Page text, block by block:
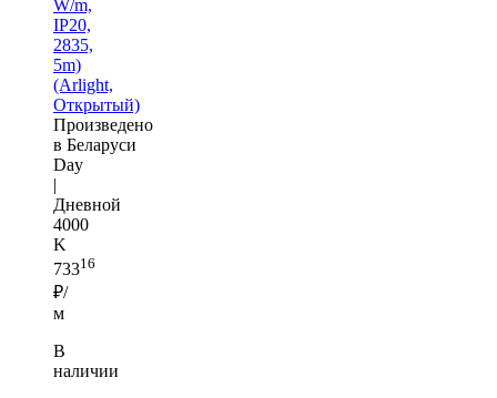
W/m,
IP20,
2835,
5m)
(Arlight,
Открытый)
Произведено
в Беларуси
Day
|
Дневной
4000
K
73316
₽/
м
В
наличии